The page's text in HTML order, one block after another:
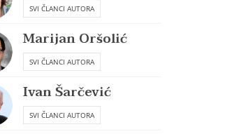
SVI ČLANCI AUTORA
Marijan Oršolić
SVI ČLANCI AUTORA
Ivan Šarčević
SVI ČLANCI AUTORA